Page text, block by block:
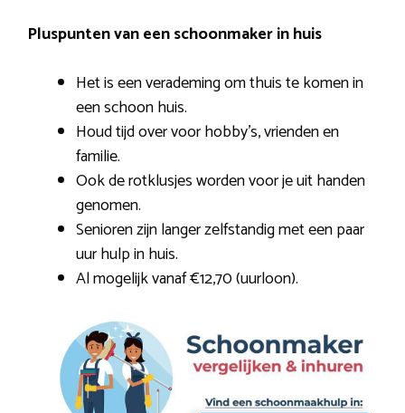
Pluspunten van een schoonmaker in huis
Het is een verademing om thuis te komen in
een schoon huis.
Houd tijd over voor hobby’s, vrienden en
familie.
Ook de rotklusjes worden voor je uit handen
genomen.
Senioren zijn langer zelfstandig met een paar
uur hulp in huis.
Al mogelijk vanaf €12,70 (uurloon).